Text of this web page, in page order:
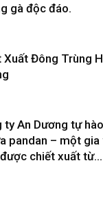
gà độc đáo.
Xuất Đông Trùng
ty An Dương tự
pandan – một
chiết xuất từ...